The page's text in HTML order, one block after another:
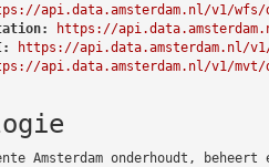
api.data.amsterdam.nl/v1/wfs/
https://
https://api.data.amsterdam.nl/
api.data.amsterdam.nl/v1/mvt/
Amsterdam onderhoudt,